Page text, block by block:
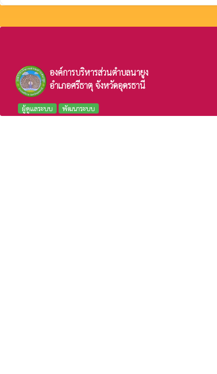
องค์การบริหารส่วนตำบลนายูง
อำเภอศรีธาตุ จังหวัดอุดรธานี
ผู้ดูแลระบบ พัฒนาระบบ